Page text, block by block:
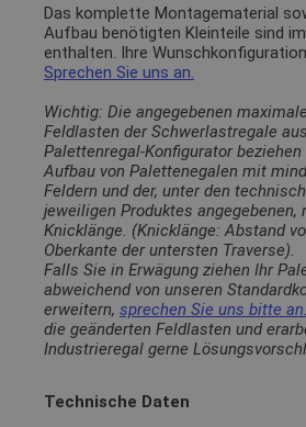
Das komplette Montagematerial
Aufbau benötigten Kleinteile sind
enthalten. Ihre
Sprechen Sie uns an.
Wichtig: Die angegebenen
Feldlasten der Schwerlastregale
Palettenregal-Konfigurator
Aufbau von Palettenegalen mit
Feldern und der, unter den
jeweiligen Produktes angegebenen,
Knicklänge. (Knicklänge: Abstand
Oberkante der untersten Traverse).
Falls Sie in Erwägung ziehen Ihr
abweichend von unseren
erweitern, sprechen Sie uns bitte an.
die geänderten Feldlasten und
Industrieregal gerne
Technische Daten